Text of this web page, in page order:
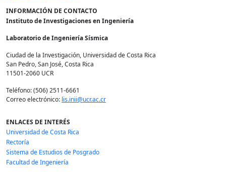
INFORMACIÓN DE CONTACTO
Instituto de Investigaciones en Ingeniería
Laboratorio de Ingeniería Sísmica
Ciudad de la Investigación, Universidad de Costa Rica
San Pedro, San José, Costa Rica
11501-2060 UCR
Teléfono: (506) 2511-6661
Correo electrónico: lis.inii@ucr.ac.cr
ENLACES DE INTERÉS
Universidad de Costa Rica
Rectoría
Sistema de Estudios de Posgrado
Facultad de Ingeniería